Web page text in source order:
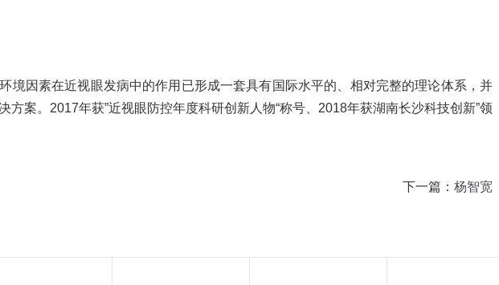
境因素在近视眼发病中的作用已形成一套具有国际水平的、相对完整的理论体系，并
方案。2017年获”近视眼防控年度科研创新人物“称号、2018年获湖南长沙科技创新”领
下一篇： 杨智宽